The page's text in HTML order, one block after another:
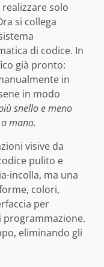
solo
si collega
di codice. In
già pronto:
in
in modo
snello e meno
mano.
visive da
pulito e
incolla, ma una
colori,
per
eliminando gli